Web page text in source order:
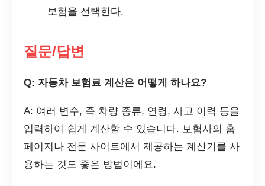
보험을 선택한다.
질문/답변
Q: 자동차 보험료 계산은 어떻게 하나요?
A: 여러 변수, 즉 차량 종류, 연령, 사고 이력 등을
입력하여 쉽게 계산할 수 있습니다. 보험사의 홈
페이지나 전문 사이트에서 제공하는 계산기를 사
용하는 것도 좋은 방법이에요.